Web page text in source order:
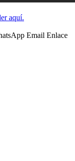
aquí.
Email Enlace